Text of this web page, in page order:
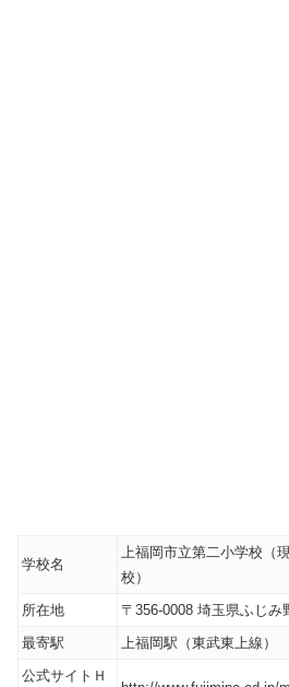
学校名
上福岡市立第二小学校（
校）
所在地
〒356-0008 埼玉県ふじみ
最寄駅
上福岡駅（東武東上線）
公式サイトＨ